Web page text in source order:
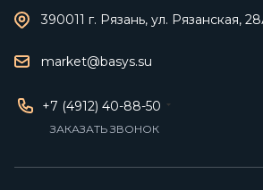
390011 г. Рязань, ул. Рязанская,
market@basys.su
+7 (4912) 40-88-50
ЗАКАЗАТЬ ЗВОНОК